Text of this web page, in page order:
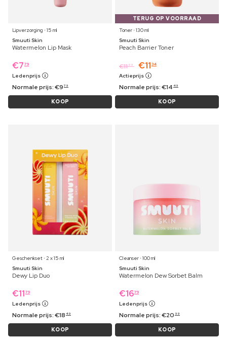
Lipverzorging ⋅ 15 ml
Smuuti Skin
Watermelon Lip Mask
€7 79
Ledenprijs
Normale prijs:€9 79
KOOP
TERUG OP VOORRAAD
Toner ⋅ 130 ml
Smuuti Skin
Peach Barrier Toner
€11 69 €11 34
Actieprijs
Normale prijs:€14 49
KOOP
Geschenkset ⋅ 2 x 15 ml
Smuuti Skin
Dewy Lip Duo
€11 79
Ledenprijs
Normale prijs:€18 49
KOOP
Cleanser ⋅ 100 ml
Smuuti Skin
Watermelon Dew Sorbet Balm
€1679
Ledenprijs
Normale prijs:€20 99
KOOP